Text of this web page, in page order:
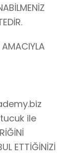
ile
ETTİĞİNİZİ